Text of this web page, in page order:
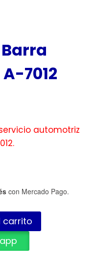
7012
automotriz
con Mercado Pago.
carrito